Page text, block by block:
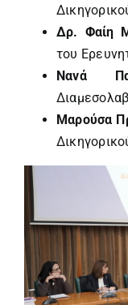
Δρ. Φαίη
του
Νανά
Μαρούσα